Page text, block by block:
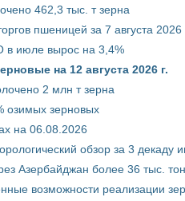
462,3 тыс. т зерна
пшеницей за 7 августа 2026
в июле вырос на 3,4%
на 12 августа 2026 г.
2 млн т зерна
озимых зерновых
на 06.08.2026
обзор за 3 декаду
Азербайджан более 36 тыс.
возможности реализации